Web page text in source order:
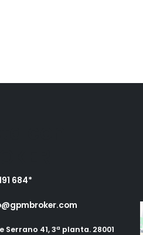
684*
Serrano 41, 3ª planta. 28001